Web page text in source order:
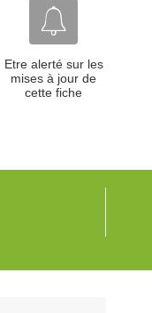
Etre alerté sur les
mises à jour de
cette fiche